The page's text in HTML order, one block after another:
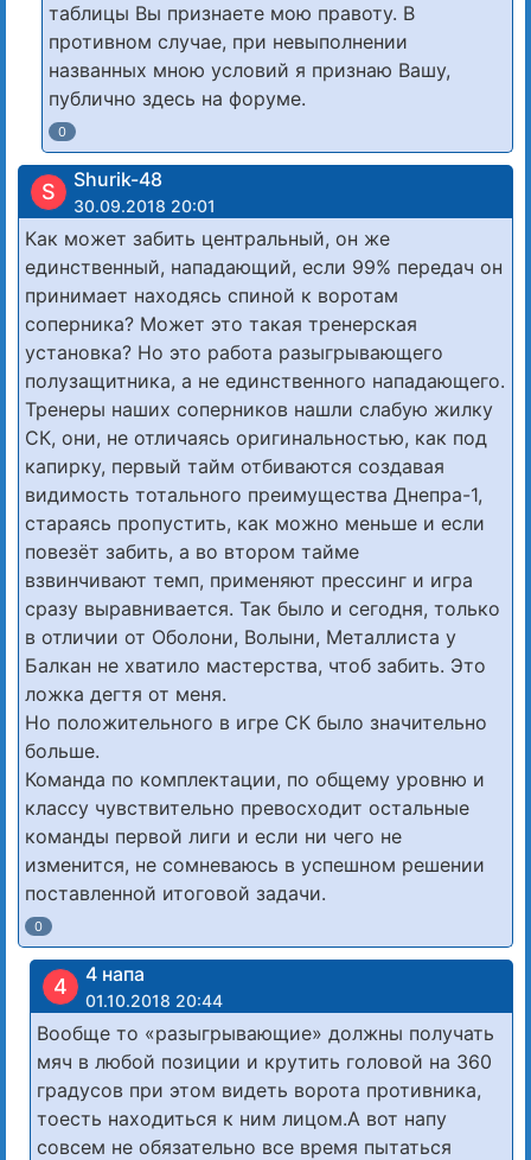
таблицы Вы признаете мою правоту. В
противном случае, при невыполнении
названных мною условий я признаю Вашу,
публично здесь на форуме.
0
S Shurik-48
30.09.2018 20:01
Как может забить центральный, он же
единственный, нападающий, если 99% передач он
принимает находясь спиной к воротам
соперника? Может это такая тренерская
установка? Но это работа разыгрывающего
полузащитника, а не единственного нападающего.
Тренеры наших соперников нашли слабую жилку
СК, они, не отличаясь оригинальностью, как под
капирку, первый тайм отбиваются создавая
видимость тотального преимущества Днепра-1,
стараясь пропустить, как можно меньше и если
повезёт забить, а во втором тайме
взвинчивают темп, применяют прессинг и игра
сразу выравнивается. Так было и сегодня, только
в отличии от Оболони, Волыни, Металлиста у
Балкан не хватило мастерства, чтоб забить. Это
ложка дегтя от меня.
Но положительного в игре СК было значительно
больше.
Команда по комплектации, по общему уровню и
классу чувствительно превосходит остальные
команды первой лиги и если ни чего не
изменится, не сомневаюсь в успешном решении
поставленной итоговой задачи.
0
4 4 напа
01.10.2018 20:44
Вообще то «разыгрывающие» должны получать
мяч в любой позиции и крутить головой на 360
градусов при этом видеть ворота противника,
тоесть находиться к ним лицом.А вот напу
совсем не обязательно все время пытаться